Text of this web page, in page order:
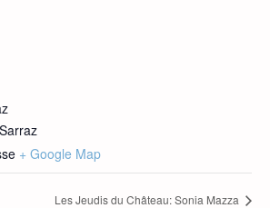
+ Google Map
Les Jeudis du Château: Sonia Mazza